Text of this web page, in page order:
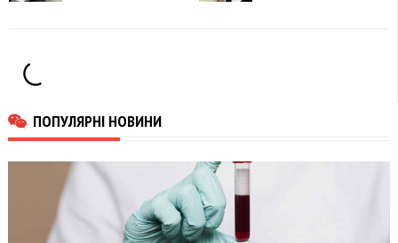
ПОПУЛЯРНІ НОВИНИ